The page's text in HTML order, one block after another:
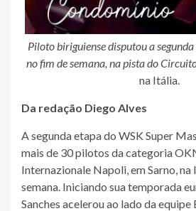
Piloto biriguiense disputou a
no fim de semana, na pista do
na Itália.
Da redação Diego Alves
A segunda etapa do WSK Super
mais de 30 pilotos da categoria
Internazionale Napoli, em Sarno,
semana. Iniciando sua temporada
Sanches acelerou ao lado da equipe